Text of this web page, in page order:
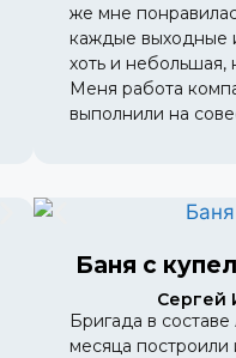
же мне
каждые выходные
хоть и небольшая,
Меня работа
выполнили на
Баня с
Сергей
Бригада в
месяца